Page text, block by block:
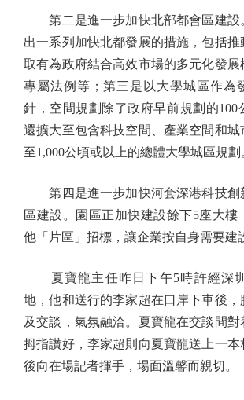
第二是進一步加快北部都會區建設
出一系列加快北都發展的措施，包括
取有為政府結合高效市場的多元化發
專屬法例等；第三是以大學城區作為
針，空間規劃除了政府早前規劃的100
還擴大至包含科技空間、產業空間和城
至1,000公頃或以上的總體大學城區規劃
第四是進一步加快河套深港科技創
區建設。園區正加快建設餘下5座大樓
他「片區」招標，讓企業按自身需要建
夏寶龍主任昨日下午5時許經深
地，他和送行的李家超在口岸下車後
及交談，氣氛融洽。夏寶龍在交談間對
拇指讚好，李家超則向夏寶龍送上一本
後向在場記者揮手，場面溫馨而親切。